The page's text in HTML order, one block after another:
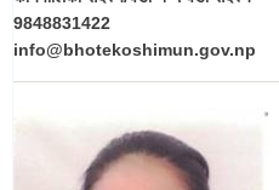
9848831422
info@bhotekoshimun.gov.np